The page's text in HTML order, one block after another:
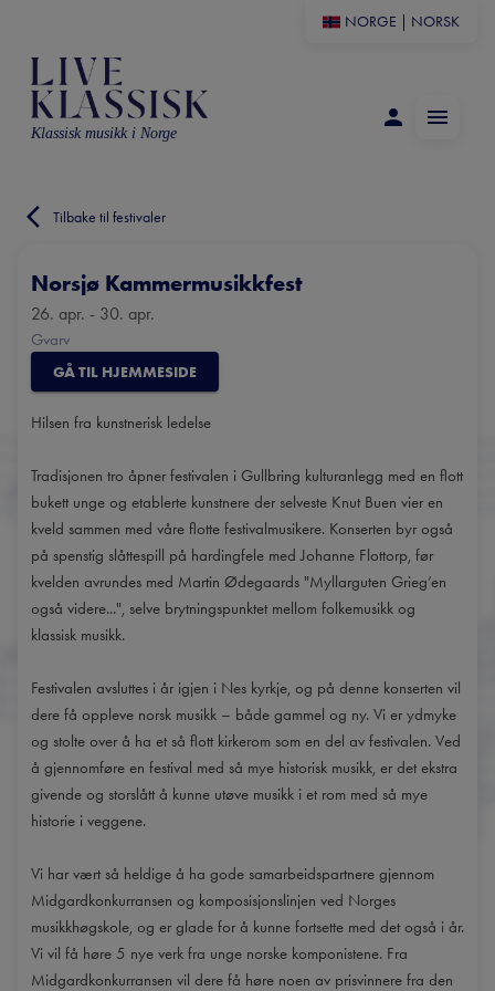
NORGE NORSK
Klassisk musikk i Norge
Tilbake til festivaler
Norsjø Kammermusikkfest
26. apr. - 30. apr.
Gvarv
GÅ TIL HJEMMESIDE
Hilsen fra kunstnerisk ledelse
Tradisjonen tro åpner festivalen i Gullbring kulturanlegg med en flott
bukett unge og etablerte kunstnere der selveste Knut Buen vier en
kveld sammen med våre flotte festivalmusikere. Konserten byr også
på spenstig slåttespill på hardingfele med Johanne Flottorp, før
kvelden avrundes med Martin Ødegaards "Myllarguten Grieg’en
også videre...", selve brytningspunktet mellom folkemusikk og
klassisk musikk.
Festivalen avsluttes i år igjen i Nes kyrkje, og på denne konserten vil
dere få oppleve norsk musikk – både gammel og ny. Vi er ydmyke
og stolte over å ha et så flott kirkerom som en del av festivalen. Ved
å gjennomføre en festival med så mye historisk musikk, er det ekstra
givende og storslått å kunne utøve musikk i et rom med så mye
historie i veggene.
Vi har vært så heldige å ha gode samarbeidspartnere gjennom
Midgardkonkurransen og komposisjonslinjen ved Norges
musikkhøgskole, og er glade for å kunne fortsette med det også i år.
Vi vil få høre 5 nye verk fra unge norske komponistene. Fra
Midgardkonkurransen vil dere få høre noen av prisvinnere fra den